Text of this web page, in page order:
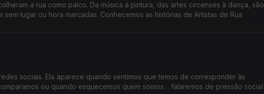
a rua como palco. Da música à pintura, das artes circenses à dança, são
lugar ou hora marcadas. Conhecemos as histórias de Artistas de Rua
sociais. Ela aparece quando sentimos que temos de corresponder às
ou quando esquecemos quem somos… falaremos de pressão social